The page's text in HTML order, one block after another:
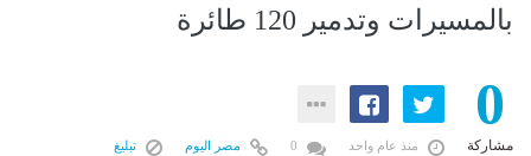
بالمسيرات وتدمير 120 طائرة
0
مشاركة منذ عام واحد مصر اليوم تبليغ